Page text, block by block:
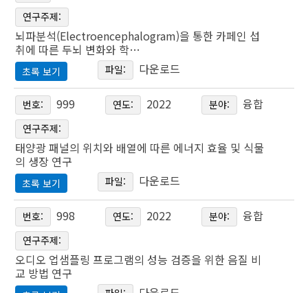
폐수가 발생하지 않고 소비되는 에너지량을 줄일 수 있는 초임
계 이산화탄소를 이용한 실크 직물에서의 친환경 세균색소 염
색을 소개함으로써 향후 초임계 이산화탄소와 다양한 보조용
매(공용매)를 활용한 친환경 세균 색소 염색 방법의 개발 필요
성을 알리 고자 하였다.
주제어 : 실크, 세균색소, 초임계 유체, 이산화탄소
주제어: 초음파, 정상파, 베르누이 법칙, 물체부상, 비말포집
이에 대한 효과적인 해결책으로 복사냉각 기술이 있다. 다양한
변인 에 따른 복사냉각 효율을 측정하고, 높은 복사냉각 효율
을 가지는 장치를 고안해보았다.
주제어: 복사냉각, 미래모빌리티, 멜트블로운, 방사율, 반사율
필름에 대한 관심을 가지고 이에 대해 조사하던 중 지문 방지
필름이 발유가 아닌 빛 반사 억제를 통해 지문을 방지하며 이
과정에서 화질이 안 좋아지는 단점을 가진다는 것을 알게 되었
다. 그래서 동식물의 표면 미세 구조를 연구하고 이를 이용해
발유 필름을 제작함으로써 이러한 지문 방지 필름의 문제점을
개선하고자 하였다. 이미 미세 표면 구조를 가진 것으로 알려
진 식물들의 표면을 본떠 각 구조의 발유 능력을 비교하고 이
를 통해 발유를 잘 일으키는 표면의 특성을 탐구하여 이를 필
름에 적용한다면 발유 능력이 높으면서도 기존 필름의 단점을
개선한 필름을 제작할 수 있을 것이라 생각했다. 이를 위해 여
러 식물 표본을 본떠 모델을 만들고 이들의 발유 능력을 측정
한 뒤 비교 분석하여 발유 능력에 영향을 미치는 요인을 탐구
하고 이를 필름과 비교하고 적용하여 개선된 필름을 제작하고
자 한다.
박재민․박호진․이유섭․이준민
Jaemin Park․Hojin Park․Yusub Lee․Junmn Lee
현재의 혈당량 측정 기술은 가정에서도 측정할 수 있는 만큼
간단하지만 간단한 자가 혈당 측정기의 경우 측정 환경 등 여
러 요인에 따라 매번 결과가 다르게 나타나는 문제점을 가지고
있다. 이런 문제점을 해결하기 위해 포도당의 광활성을 이용한
편광의 회전특성에 대한 연구와, 유사한 이론을 적용하여 당도
계를 제작한 선행연구를 분석하여 실제 혈액의 혈당량 을 측정
하고자 했다. 편광된 빛이 광활성을 가지는 포도당 수용액을
통과했을 때 광축이 회전하는 정도를 편광판과 Light-sensor
를 이용해 측정하여 포도당 농도에 따른 광 검출량의 Standar
d curve를 도출하고자 했고, 도출된 Standard curve를 기반
연구주제:
뇌파분석(Electroencephalogram)을 통한 카페인 섭
취에 따른 두뇌 변화와 학…
초록 보기 파일: 다운로드
뇌파분석(Electroencephalogram)을 통한 카페인
섭취에 따른 두뇌 변화와 학습패턴 변화 측정
Measurement of Briain changes and Learning Patterns
in Caffeine Intake through EEG Analysis
김홍윤, 박상균, 양승욱, 윤영선
Kim Hongyoon․Park Sanggyun․Yang Seunguk․Yun
카페인의 부작용에 의한 피해사례는 대중매체에서 빈번하게
번호: 999 연도: 2022 분야: 융합
연구주제:
태양광 패널의 위치와 배열에 따른 에너지 효율 및 식물
의 생장 연구
초록 보기 파일: 다운로드
태양광 패널의 위치와 배열에 따른 에너지 효율 및
식물의 생장 연구
The survey of lecttuce growth and electricity
production according to the arrandgement of solar
panel in the greenhouse
번호: 998 연도: 2022 분야: 융합
연구주제:
오디오 업샘플링 프로그램의 성능 검증을 위한 음질 비
교 방법 연구